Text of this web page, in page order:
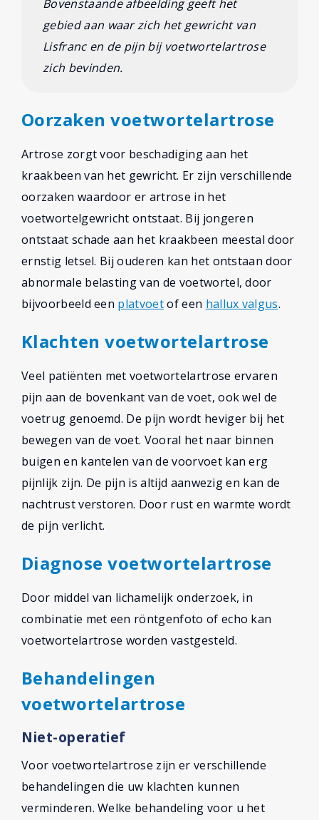
Bovenstaande afbeelding geeft het
gebied aan waar zich het gewricht van
Lisfranc en de pijn bij voetwortelartrose
zich bevinden.
Oorzaken voetwortelartrose
Artrose zorgt voor beschadiging aan het
kraakbeen van het gewricht. Er zijn verschillende
oorzaken waardoor er artrose in het
voetwortelgewricht ontstaat. Bij jongeren
ontstaat schade aan het kraakbeen meestal door
ernstig letsel. Bij ouderen kan het ontstaan door
abnormale belasting van de voetwortel, door
bijvoorbeeld een platvoetof een hallux valgus.
Klachten voetwortelartrose
Veel patiënten met voetwortelartrose ervaren
pijn aan de bovenkant van de voet, ook wel de
voetrug genoemd. De pijn wordt heviger bij het
bewegen van de voet. Vooral het naar binnen
buigen en kantelen van de voorvoet kan erg
pijnlijk zijn. De pijn is altijd aanwezig en kan de
nachtrust verstoren. Door rust en warmte wordt
de pijn verlicht.
Diagnose voetwortelartrose
Door middel van lichamelijk onderzoek, in
combinatie met een röntgenfoto of echo kan
voetwortelartrose worden vastgesteld.
Behandelingen
voetwortelartrose
Niet-operatief
Voor voetwortelartrose zijn er verschillende
behandelingen die uw klachten kunnen
verminderen. Welke behandeling voor u het